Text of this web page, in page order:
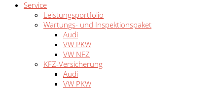
Service
Leistungsportfolio
Wartungs- und Inspektionspaket
Audi
VW PKW
VW NFZ
KFZ-Versicherung
Audi
VW PKW